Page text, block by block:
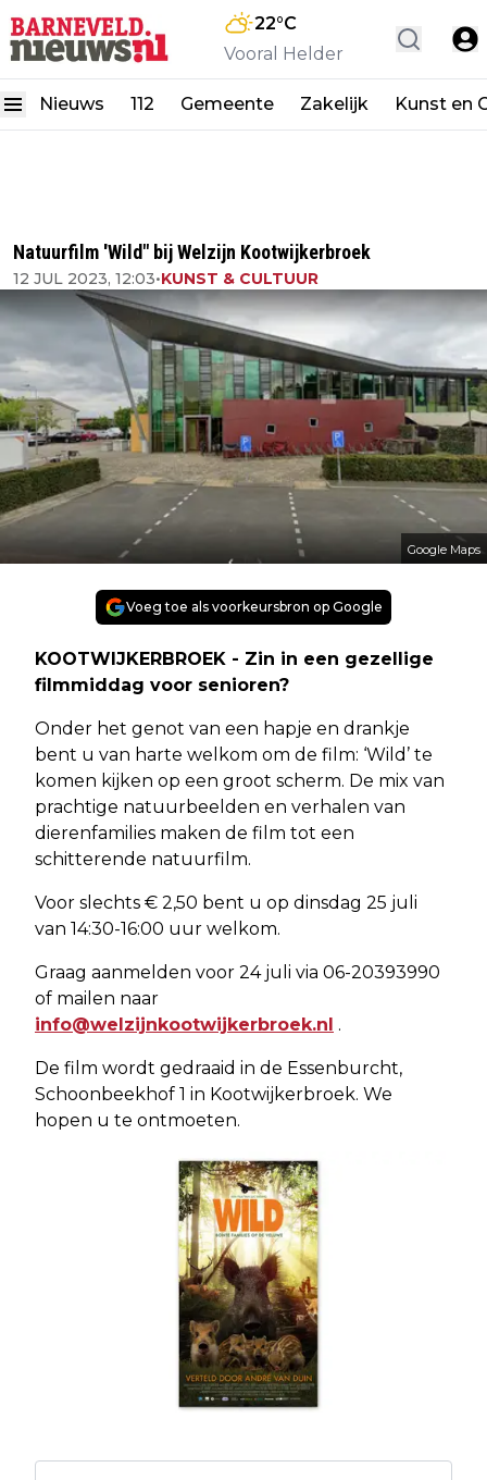
22°C
Vooral Helder
Nieuws 112 Gemeente Zakelijk Kunst en
Natuurfilm 'Wild" bij Welzijn Kootwijkerbroek
12 JUL 2023, 12:03•KUNST & CULTUUR
Google Maps
Voeg toe als voorkeursbron op Google
KOOTWIJKERBROEK - Zin in een gezellige
filmmiddag voor senioren?
Onder het genot van een hapje en drankje
bent u van harte welkom om de film: ‘Wild’ te
komen kijken op een groot scherm. De mix van
prachtige natuurbeelden en verhalen van
dierenfamilies maken de film tot een
schitterende natuurfilm.
Voor slechts € 2,50 bent u op dinsdag 25 juli
van 14:30-16:00 uur welkom.
Graag aanmelden voor 24 juli via 06-20393990
of mailen naar
info@welzijnkootwijkerbroek.nl .
De film wordt gedraaid in de Essenburcht,
Schoonbeekhof 1 in Kootwijkerbroek. We
hopen u te ontmoeten.